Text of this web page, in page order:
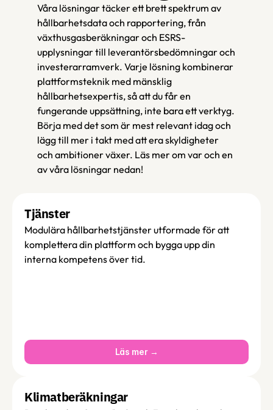
Våra lösningar täcker ett brett spektrum av
hållbarhetsdata och rapportering, från
växthusgasberäkningar och ESRS-
upplysningar till leverantörsbedömningar och
investerarramverk. Varje lösning kombinerar
plattformsteknik med mänsklig
hållbarhetsexpertis, så att du får en
fungerande uppsättning, inte bara ett verktyg.
Börja med det som är mest relevant idag och
lägg till mer i takt med att era skyldigheter
och ambitioner växer. Läs mer om var och en
av våra lösningar nedan!
Tjänster
Modulära hållbarhetstjänster utformade för att
komplettera din plattform och bygga upp din
interna kompetens över tid.
Läs mer →
Klimatberäkningar